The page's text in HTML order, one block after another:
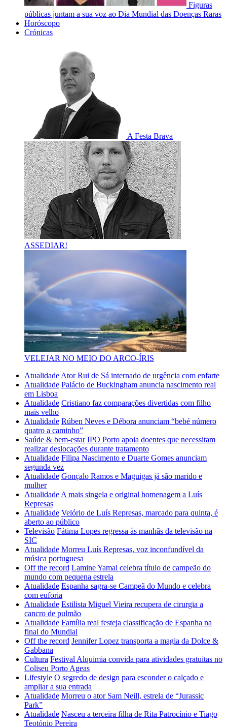
Figuras
públicas juntam a sua voz ao Dia Mundial das Doenças Raras
Horóscopo
Crónicas
A Festa Brava
ASSEDIAR!
VELEJAR NO MEIO DO ARCO-ÍRIS
Atualidade Ator Rui de Sá internado de urgência com enfarte
Atualidade Palácio de Buckingham anuncia nascimento real
em Lisboa
Atualidade Cristiano faz comparações divertidas com filho
mais velho
Atualidade Rúben Neves e Débora anunciam “bebé número
quatro a caminho”
Saúde & bem-estar IPO Porto apoia doentes que necessitam
realizar deslocações durante tratamento
Atualidade Filipa Nascimento e Duarte Gomes anunciam
segunda vez
Atualidade Gonçalo Ramos e Maguigas já são marido e
mulher
Atualidade A mais singela e original homenagem a Luís
Represas
Atualidade Velório de Luís Represas, marcado para quinta, é
aberto ao público
Televisão Fátima Lopes regressa às manhãs da televisão na
SIC
Atualidade Morreu Luís Represas, voz inconfundível da
música portuguesa
Off the record Lamine Yamal celebra título de campeão do
mundo com pequena estrela
Atualidade Espanha sagra-se Campeã do Mundo e celebra
com euforia
Atualidade Estilista Miguel Vieira recupera de cirurgia a
cancro de pulmão
Atualidade Família real festeja classificação de Espanha na
final do Mundial
Off the record Jennifer Lopez transporta a magia da Dolce &
Gabbana
Cultura Festival Alquimia convida para atividades gratuitas no
Coliseu Porto Ageas
Lifestyle O segredo de design para esconder o calçado e
ampliar a sua entrada
Atualidade Morreu o ator Sam Neill, estrela de “Jurassic
Park”
Atualidade Nasceu a terceira filha de Rita Patrocínio e Tiago
Teotónio Pereira